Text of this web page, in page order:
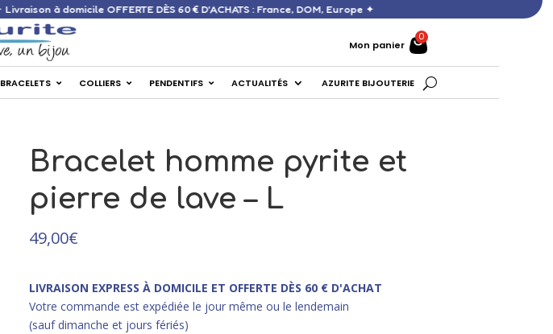
✦ Livraison à domicile OFFERTE DÈS 60 € D’ACHATS : France, DOM, Europe ✦
Mon panier
BRACELETS COLLIERS PENDENTIFS ACTUALITÉS AZURITE BIJOUTERIE
Bracelet homme pyrite et
pierre de lave – L
49,00€
LIVRAISON EXPRESS À DOMICILE ET OFFERTE DÈS 60 € D'ACHAT
Votre commande est expédiée le jour même ou le lendemain
(sauf dimanche et jours fériés)